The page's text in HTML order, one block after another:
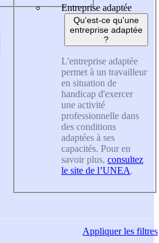
Entreprise adaptée
Qu'est-ce qu'une
entreprise adaptée
?
L'entreprise adaptée
permet à un travailleur
en situation de
handicap d'exercer
une activité
professionnelle dans
des conditions
adaptées à ses
capacités. Pour en
savoir plus, consultez
le site de l’UNEA.
Appliquerles filtres